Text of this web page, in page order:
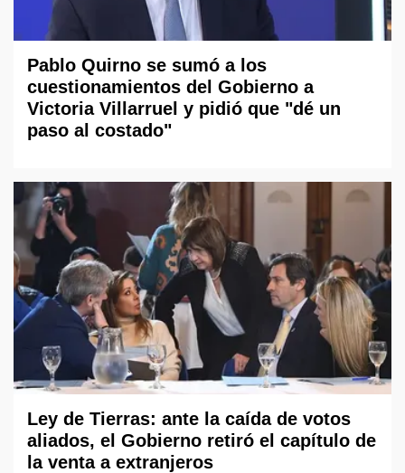
Pablo Quirno se sumó a los
cuestionamientos del Gobierno a
Victoria Villarruel y pidió que "dé un
paso al costado"
Ley de Tierras: ante la caída de votos
aliados, el Gobierno retiró el capítulo de
la venta a extranjeros